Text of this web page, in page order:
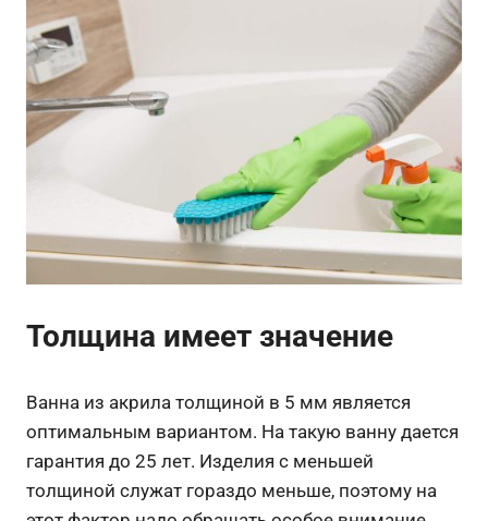
Толщина имеет значение
Ванна из акрила толщиной в 5 мм является
оптимальным вариантом. На такую ванну дается
гарантия до 25 лет. Изделия с меньшей
толщиной служат гораздо меньше, поэтому на